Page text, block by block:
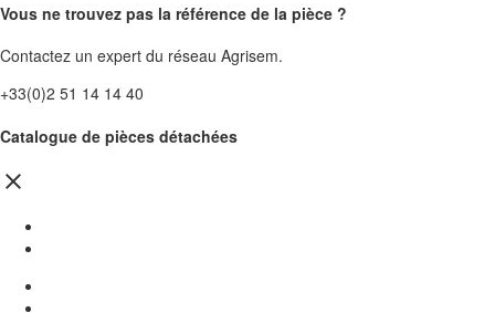
Vous ne trouvez pas la référence de la pièce ?
Contactez un expert du réseau Agrisem.
+33(0)2 51 14 14 40
Catalogue de pièces détachées
close